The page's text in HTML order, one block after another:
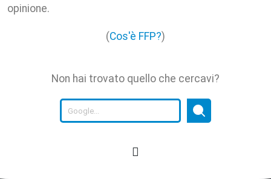
opinione.
(Cos'è FFP?)
Non hai trovato quello che cercavi?